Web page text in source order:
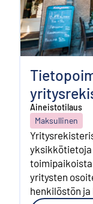
Aineistotilaus
Maksullinen
yksikkötietoja
yritysten
henkilöstön